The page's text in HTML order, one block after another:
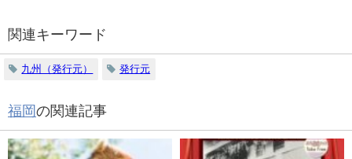
関連キーワード
九州（発行元） 発行元
福岡 の関連記事